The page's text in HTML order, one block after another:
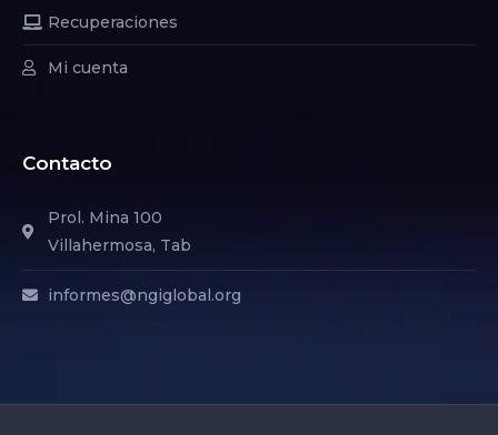
Recuperaciones
Mi cuenta
Contacto
Prol. Mina 100
Villahermosa, Tab
informes@ngiglobal.org